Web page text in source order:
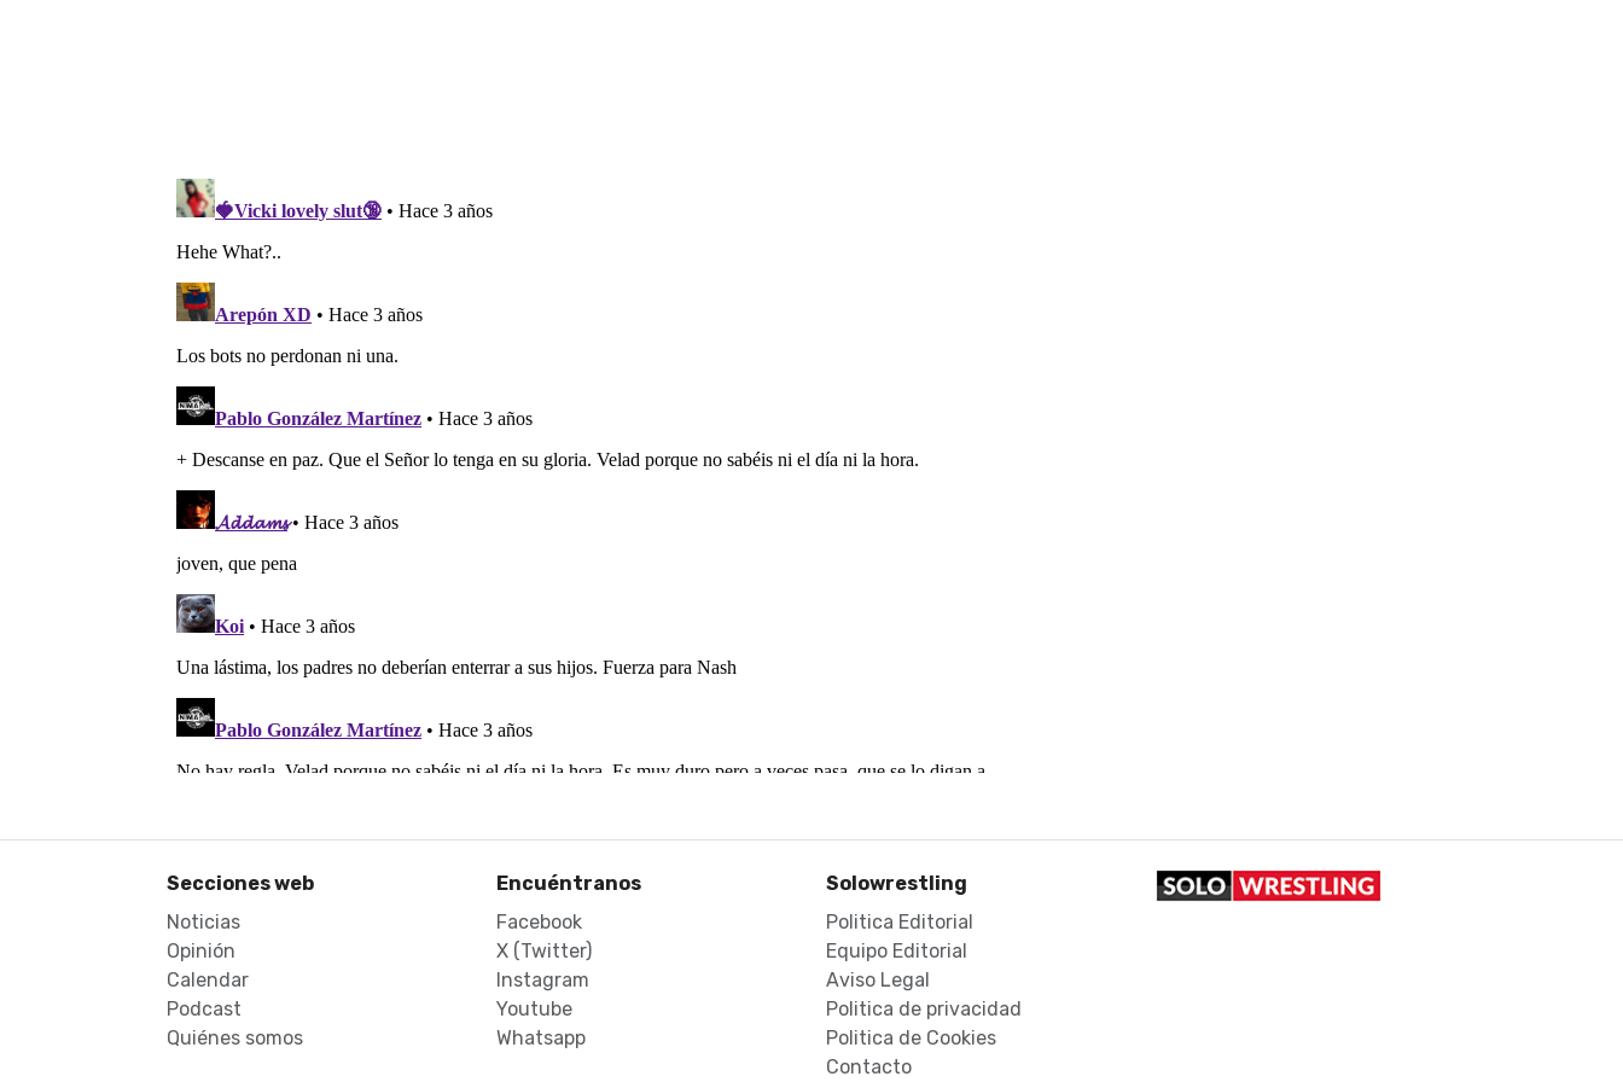
Secciones web
Noticias
Opinión
Calendar
Podcast
Quiénes somos
Encuéntranos
Facebook
X (Twitter)
Instagram
Youtube
Whatsapp
Solowrestling
Politica Editorial
Equipo Editorial
Aviso Legal
Politica de privacidad
Politica de Cookies
Contacto